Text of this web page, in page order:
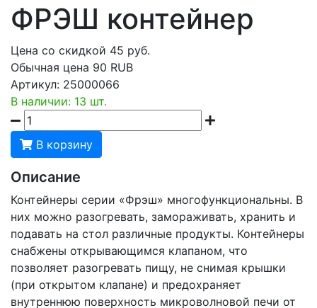
ФРЭШ контейнер
Цена со скидкой 45 руб.
Обычная цена 90 RUB
Артикул: 25000066
В наличии: 13 шт.
В корзину
Описание
Контейнеры серии «Фрэш» многофункциональны. В
них можно разогревать, замораживать, хранить и
подавать на стол различные продукты. Контейнеры
снабжены открывающимся клапаном, что
позволяет разогревать пищу, не снимая крышки
(при открытом клапане) и предохраняет
внутреннюю поверхность микроволновой печи от